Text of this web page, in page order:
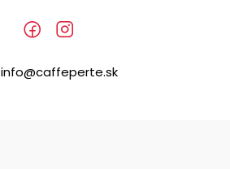
info@caffeperte.sk